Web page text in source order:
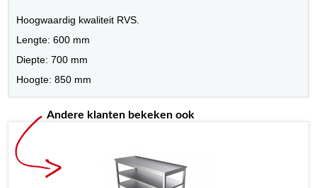
Hoogwaardig kwaliteit RVS.
Lengte: 600 mm
Diepte: 700 mm
Hoogte: 850 mm
Andere klanten bekeken ook